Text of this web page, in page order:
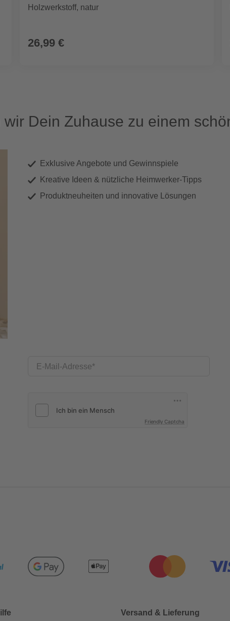
Holzwerkstoff, natur
26,99 €
Dein Zuhause zu einem
Exklusive Angebote und Gewinnspiele
Kreative Ideen & nützliche Heimwerker-Tipps
Produktneuheiten und innovative Lösungen
E-Mail-Adresse
Friendly Captcha
Versand & Lieferung